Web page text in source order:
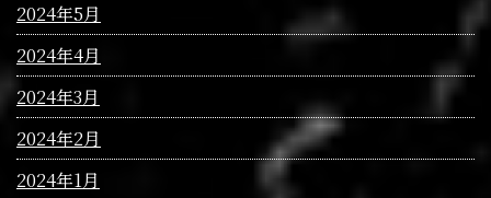
2024年5月
2024年4月
2024年3月
2024年2月
2024年1月